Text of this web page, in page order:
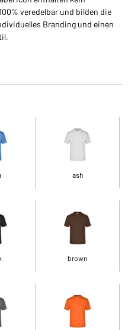
veredelbar und bilden die
Branding und einen
ash
brown